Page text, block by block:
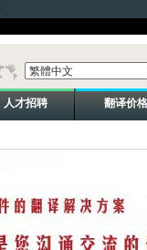
人才招聘 翻译价格